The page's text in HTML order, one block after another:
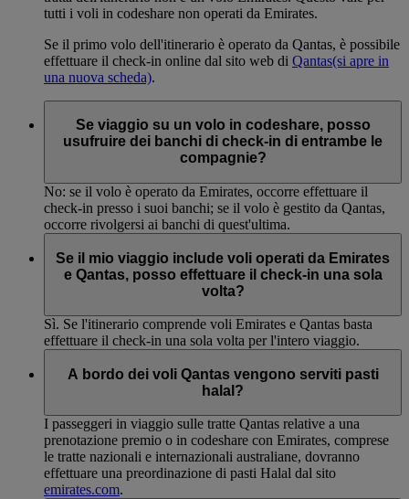
tutti i voli in codeshare non operati da Emirates.
Se il primo volo dell'itinerario è operato da Qantas, è possibile
effettuare il check-in online dal sito web di Qantas(si apre in
una nuova scheda).
Se viaggio su un volo in codeshare, posso
usufruire dei banchi di check-in di entrambe le
compagnie?
No: se il volo è operato da Emirates, occorre effettuare il
check-in presso i suoi banchi; se il volo è gestito da Qantas,
occorre rivolgersi ai banchi di quest'ultima.
Se il mio viaggio include voli operati da Emirates
e Qantas, posso effettuare il check-in una sola
volta?
Sì. Se l'itinerario comprende voli Emirates e Qantas basta
effettuare il check-in una sola volta per l'intero viaggio.
A bordo dei voli Qantas vengono serviti pasti
halal?
I passeggeri in viaggio sulle tratte Qantas relative a una
prenotazione premio o in codeshare con Emirates, comprese
le tratte nazionali e internazionali australiane, dovranno
effettuare una preordinazione di pasti Halal dal sito
emirates.com.